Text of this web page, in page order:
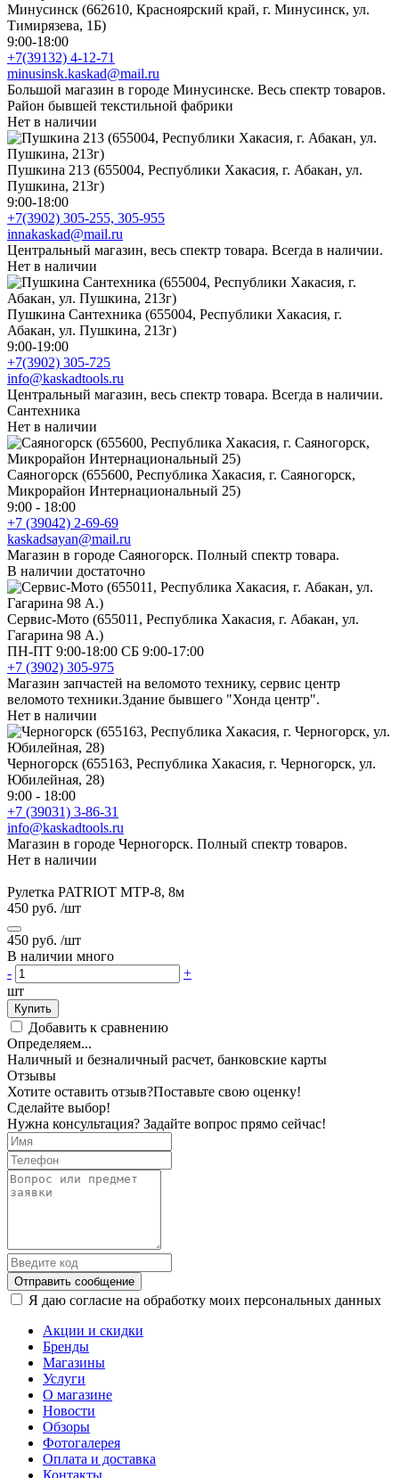
Минусинск (662610, Красноярский край, г. Минусинск, ул.
Тимирязева, 1Б)
9:00-18:00
+7(39132) 4-12-71
minusinsk.kaskad@mail.ru
Большой магазин в городе Минусинске. Весь спектр товаров.
Район бывшей текстильной фабрики
Нет в наличии
Пушкина 213 (655004, Республики Хакасия, г. Абакан, ул.
Пушкина, 213г)
9:00-18:00
+7(3902) 305-255, 305-955
innakaskad@mail.ru
Центральный магазин, весь спектр товара. Всегда в наличии.
Нет в наличии
Пушкина Сантехника (655004, Республики Хакасия, г.
Абакан, ул. Пушкина, 213г)
9:00-19:00
+7(3902) 305-725
info@kaskadtools.ru
Центральный магазин, весь спектр товара. Всегда в наличии.
Сантехника
Нет в наличии
Саяногорск (655600, Республика Хакасия, г. Саяногорск,
Микрорайон Интернациональный 25)
9:00 - 18:00
+7 (39042) 2-69-69
kaskadsayan@mail.ru
Магазин в городе Саяногорск. Полный спектр товара.
В наличии достаточно
Сервис-Мото (655011, Республика Хакасия, г. Абакан, ул.
Гагарина 98 А.)
ПН-ПТ 9:00-18:00 СБ 9:00-17:00
+7 (3902) 305-975
Магазин запчастей на веломото технику, сервис центр
веломото техники.Здание бывшего "Хонда центр".
Нет в наличии
Черногорск (655163, Республика Хакасия, г. Черногорск, ул.
Юбилейная, 28)
9:00 - 18:00
+7 (39031) 3-86-31
info@kaskadtools.ru
Магазин в городе Черногорск. Полный спектр товаров.
Нет в наличии
Рулетка PATRIOT MTP-8, 8м
450 руб. /шт
450 руб. /шт
В наличии много
-
+
шт
Купить
Добавить к сравнению
Определяем...
Наличный и безналичный расчет, банковские карты
Отзывы
Хотите оставить отзыв?Поставьте свою оценку!
Сделайте выбор!
Нужна консультация? Задайте вопрос прямо сейчас!
Отправить сообщение
Я даю согласие на обработку моих персональных данных
Акции и скидки
Бренды
Магазины
Услуги
О магазине
Новости
Обзоры
Фотогалерея
Оплата и доставка
Контакты